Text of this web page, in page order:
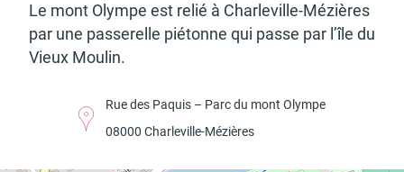
Budget participatif
Le mont Olympe est relié à Char­le­ville-Mézières
par une passe­relle piétonne qui passe par l’île du
Vieux Moulin.
Rue des Paquis – Parc du mont Olympe
08000 Char­le­ville-Mézières